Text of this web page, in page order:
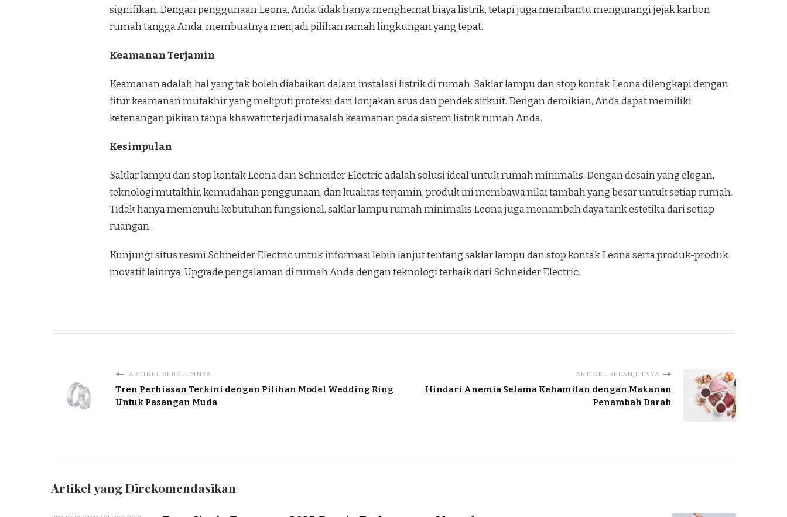
signifikan. Dengan penggunaan Leona, Anda tidak hanya menghemat biaya listrik, tetapi juga membantu mengurangi jejak karbon
rumah tangga Anda, membuatnya menjadi pilihan ramah lingkungan yang tepat.
Keamanan Terjamin
Keamanan adalah hal yang tak boleh diabaikan dalam instalasi listrik di rumah. Saklar lampu dan stop kontak Leona dilengkapi dengan
fitur keamanan mutakhir yang meliputi proteksi dari lonjakan arus dan pendek sirkuit. Dengan demikian, Anda dapat memiliki
ketenangan pikiran tanpa khawatir terjadi masalah keamanan pada sistem listrik rumah Anda.
Kesimpulan
Saklar lampu dan stop kontak Leona dari Schneider Electric adalah solusi ideal untuk rumah minimalis. Dengan desain yang elegan,
teknologi mutakhir, kemudahan penggunaan, dan kualitas terjamin, produk ini membawa nilai tambah yang besar untuk setiap rumah.
Tidak hanya memenuhi kebutuhan fungsional, saklar lampu rumah minimalis Leona juga menambah daya tarik estetika dari setiap
ruangan.
Kunjungi situs resmi Schneider Electric untuk informasi lebih lanjut tentang saklar lampu dan stop kontak Leona serta produk-produk
inovatif lainnya. Upgrade pengalaman di rumah Anda dengan teknologi terbaik dari Schneider Electric.
ARTIKEL SEBELUMNYA
Tren Perhiasan Terkini dengan Pilihan Model Wedding Ring
Untuk Pasangan Muda
ARTIKEL SELANJUTNYA
Hindari Anemia Selama Kehamilan dengan Makanan
Penambah Darah
Artikel yang Direkomendasikan